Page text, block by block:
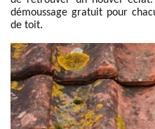
démoussage gratuit pour
de toit.